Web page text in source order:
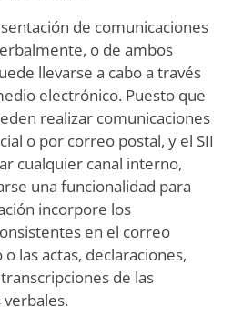
de comunicaciones
o de ambos
llevarse a cabo a través
electrónico. Puesto que
realizar comunicaciones
o por correo postal, y el SII
cualquier canal interno,
una funcionalidad para
incorpore los
en el correo
las actas, declaraciones,
de las